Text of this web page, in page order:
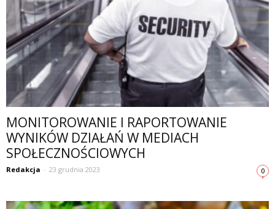
MONITOROWANIE I RAPORTOWANIE
WYNIKÓW DZIAŁAŃ W MEDIACH
SPOŁECZNOŚCIOWYCH
Redakcja - 23 grudnia 2023 0